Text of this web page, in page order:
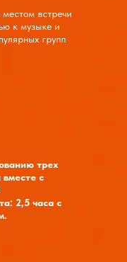
встречи
к музыке и
групп
трех
вместе с
2,5 часа с